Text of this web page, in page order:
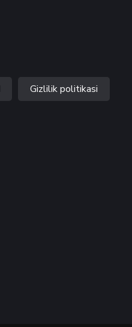
Gizlilik politikasi